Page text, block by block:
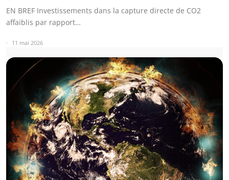
EN BREF Investissements dans la capture directe de CO2
affaiblis par rapport…
11 mai 2026